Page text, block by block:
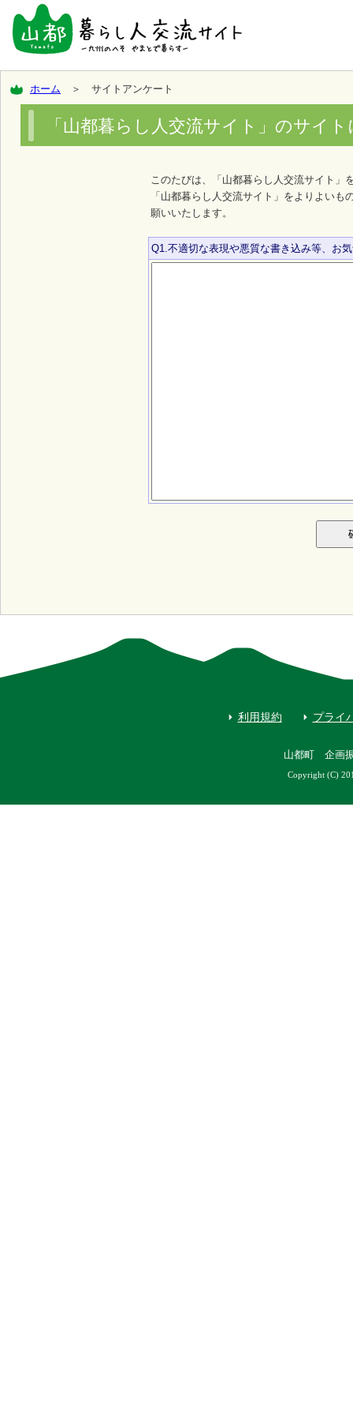
ホーム ＞ サイトアンケート
「山都暮らし人交流サイト」のサイ
このたびは、「山都暮らし人交流サイト」
「山都暮らし人交流サイト」をよりよい
願いいたします。
Q1.不適切な表現や悪質な書き込み等、お
利用規約 プライ
山都町 企画
Copyright (C)